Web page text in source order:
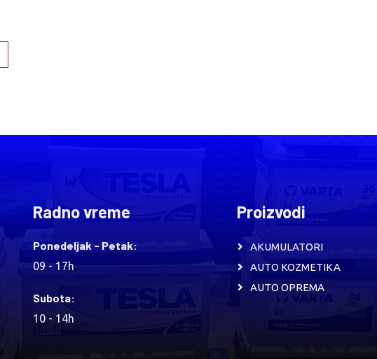
Radno vreme
Ponedeljak - Petak:
09 - 17h
Subota:
10 - 14h
Proizvodi
AKUMULATORI
AUTO KOZMETIKA
AUTO OPREMA